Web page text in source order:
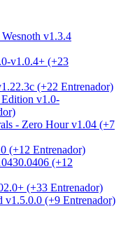
v1.3.4
v1.0.4+ (+23
(+22 Entrenador)
v1.0-
- Zero Hour v1.04 (+7
(+12 Entrenador)
(+12
(+33 Entrenador)
v1.5.0.0 (+9 Entrenador)